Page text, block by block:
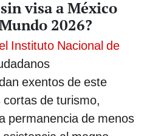
visa a México
2026?
Instituto Nacional de
exentos de este
de turismo,
permanencia de menos